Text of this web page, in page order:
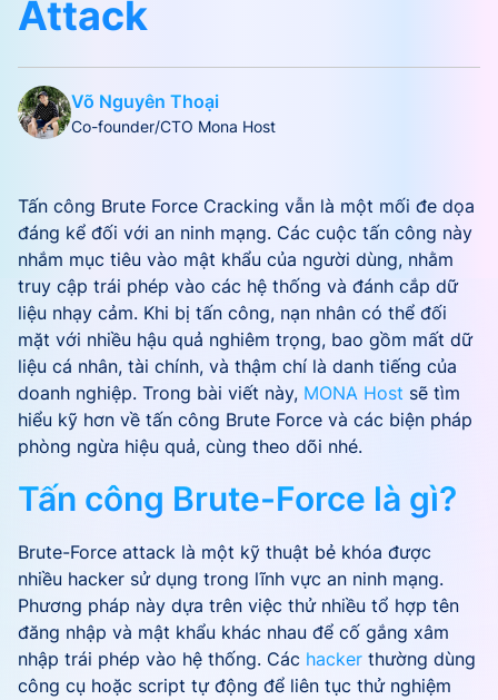
Attack
Võ Nguyên Thoại
Co-founder/CTO Mona Host
Tấn công Brute Force Cracking vẫn là một mối đe dọa
đáng kể đối với an ninh mạng. Các cuộc tấn công này
nhắm mục tiêu vào mật khẩu của người dùng, nhằm
truy cập trái phép vào các hệ thống và đánh cắp dữ
liệu nhạy cảm. Khi bị tấn công, nạn nhân có thể đối
mặt với nhiều hậu quả nghiêm trọng, bao gồm mất dữ
liệu cá nhân, tài chính, và thậm chí là danh tiếng của
doanh nghiệp. Trong bài viết này, MONA Host sẽ tìm
hiểu kỹ hơn về tấn công Brute Force và các biện pháp
phòng ngừa hiệu quả, cùng theo dõi nhé.
Tấn công Brute-Force là gì?
Brute-Force attack là một kỹ thuật bẻ khóa được
nhiều hacker sử dụng trong lĩnh vực an ninh mạng.
Phương pháp này dựa trên việc thử nhiều tổ hợp tên
đăng nhập và mật khẩu khác nhau để cố gắng xâm
nhập trái phép vào hệ thống. Các hacker thường dùng
công cụ hoặc script tự động để liên tục thử nghiệm